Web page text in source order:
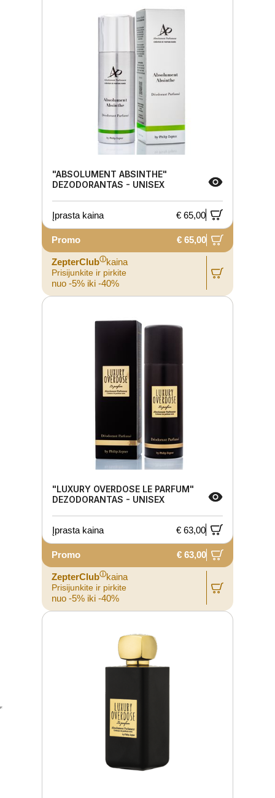
"ABSOLUMENT ABSINTHE"
DEZODORANTAS - UNISEX
Įprasta kaina € 65,00
Promo € 65,00
ZepterClubⓘkaina
Prisijunkite ir pirkite
nuo -5% iki -40%
"LUXURY OVERDOSE LE PARFUM"
DEZODORANTAS - UNISEX
Įprasta kaina € 63,00
Promo € 63,00
ZepterClubⓘkaina
Prisijunkite ir pirkite
nuo -5% iki -40%